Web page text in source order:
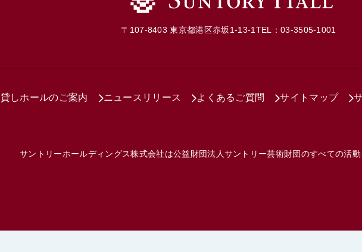
〒107-8403 東京都港区赤坂1-13-1 TEL：03-3505-1001
貸しホールのご案内 ニュースリリース よくあるご質問 サイトマップ
サントリーホールディングス株式会社は公益財団法人サントリー芸術財団のすべての活